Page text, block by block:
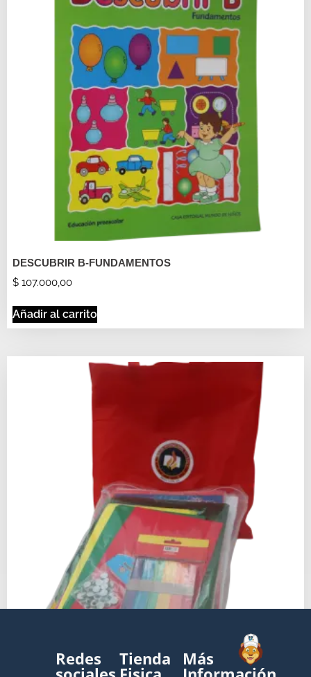
DESCUBRIR B-FUNDAMENTOS
$ 107.000,00
Añadir al carrito
KIT DE ARTE PREESCOLAR WALKERS – STEP B
Redes Tienda Más